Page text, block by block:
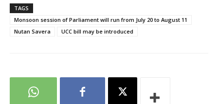
TAGS
Monsoon session of Parliament will run from July 20 to August 11
Nutan Savera
UCC bill may be introduced